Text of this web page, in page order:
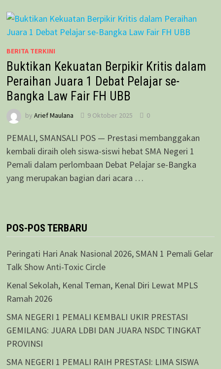
BERITA TERKINI
Buktikan Kekuatan Berpikir Kritis dalam
Peraihan Juara 1 Debat Pelajar se-
Bangka Law Fair FH UBB
by Arief Maulana 9 Oktober 2025 0
PEMALI, SMANSALI POS — Prestasi membanggakan
kembali diraih oleh siswa-siswi hebat SMA Negeri 1
Pemali dalam perlombaan Debat Pelajar se-Bangka
yang merupakan bagian dari acara …
POS-POS TERBARU
Peringati Hari Anak Nasional 2026, SMAN 1 Pemali Gelar
Talk Show Anti-Toxic Circle
Kenal Sekolah, Kenal Teman, Kenal Diri Lewat MPLS
Ramah 2026
SMA NEGERI 1 PEMALI KEMBALI UKIR PRESTASI
GEMILANG: JUARA LDBI DAN JUARA NSDC TINGKAT
PROVINSI
SMA NEGERI 1 PEMALI RAIH PRESTASI: LIMA SISWA